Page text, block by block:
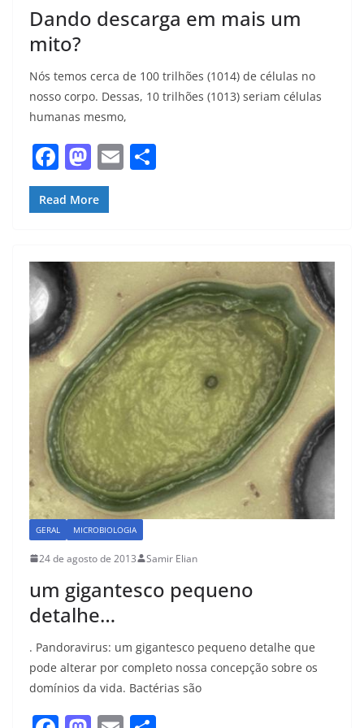
Dando descarga em mais um
mito?
Nós temos cerca de 100 trilhões (1014) de células no
nosso corpo. Dessas, 10 trilhões (1013) seriam células
humanas mesmo,
F
a
c
b
o
o
k
M
a
st
d
o
n
E
Read More
GERAL MICROBIOLOGIA
24 de agosto de 2013 Samir Elian
um gigantesco pequeno
detalhe…
. Pandoravirus: um gigantesco pequeno detalhe que
pode alterar por completo nossa concepção sobre os
domínios da vida. Bactérias são